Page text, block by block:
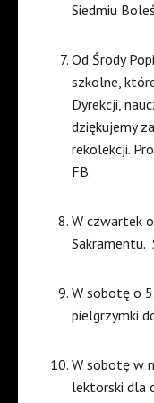
Siedmiu
Od Środy
szkolne,
Dyrekcji,
dziękujemy
rekolekcji.
FB.
W czwartek
Sakramentu.
W sobotę o
pielgrzymki
W sobotę w
lektorski dla